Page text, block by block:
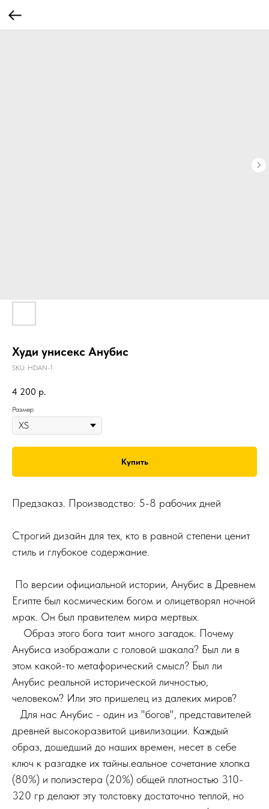
Худи унисекс Анубис
SKU: HDAN-1
4 200 р.
Размер
Купить
Предзаказ. Производство: 5-8 рабочих дней
Строгий дизайн для тех, кто в равной степени ценит
стиль и глубокое содержание.
По версии официальной истории, Анубис в Древнем
Египте был космическим богом и олицетворял ночной
мрак. Он был правителем мира мертвых.
Образ этого бога таит много загадок. Почему
Анубиса изображали с головой шакала? Был ли в
этом какой-то метафорический смысл? Был ли
Анубис реальной исторической личностью,
человеком? Или это пришелец из далеких миров?
Для нас Анубис - один из "богов", представителей
древней высокоразвитой цивилизации. Каждый
образ, дошедший до наших времен, несет в себе
ключ к разгадке их тайны.еальное сочетание хлопка
(80%) и полиэстера (20%) общей плотностью 310-
320 гр делают эту толстовку достаточно теплой, но